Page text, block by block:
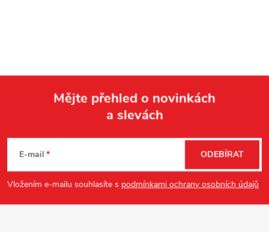
p
a
Mějte přehled o novinkách
a slevách
E-mail
Vložením e-mailu souhlasíte s podmínkami ochrany osobních údajů
ODEBÍRAT